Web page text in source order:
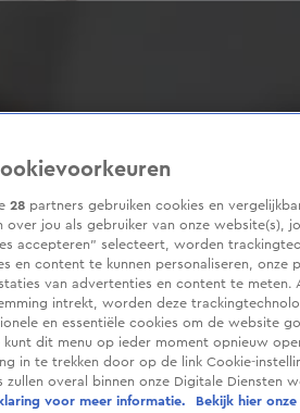
28 partners gebruiken cookies en
over jou als gebruiker van onze website(s),
accepteren” selecteert, worden
en content te kunnen personaliseren, onze
van advertenties en content te meten.
intrekt, worden deze
en essentiële cookies om de website
kunt dit menu op ieder moment opnieuw
in te trekken door op de link Cookie-
zullen overal binnen onze Digitale Diensten
voor meer informatie.
Bekijk hier